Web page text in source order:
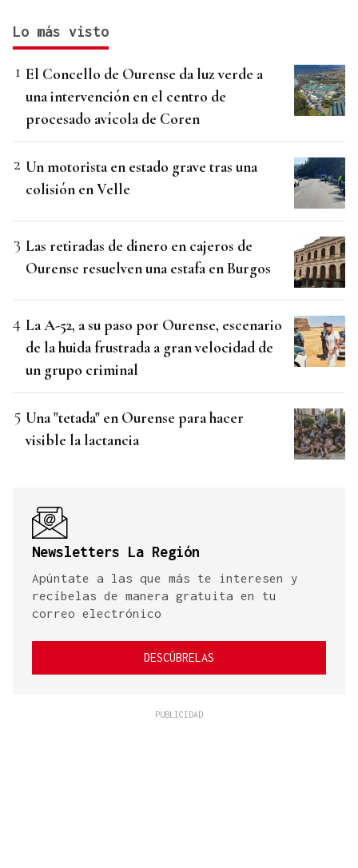
Lo más visto
El Concello de Ourense da luz verde a
una intervención en el centro de
procesado avícola de Coren
Un motorista en estado grave tras una
colisión en Velle
Las retiradas de dinero en cajeros de
Ourense resuelven una estafa en Burgos
La A-52, a su paso por Ourense, escenario
de la huida frustrada a gran velocidad de
un grupo criminal
Una "tetada" en Ourense para hacer
visible la lactancia
Newsletters La Región
Apúntate a las que más te interesen y
recíbelas de manera gratuita en tu
correo electrónico
DESCÚBRELAS